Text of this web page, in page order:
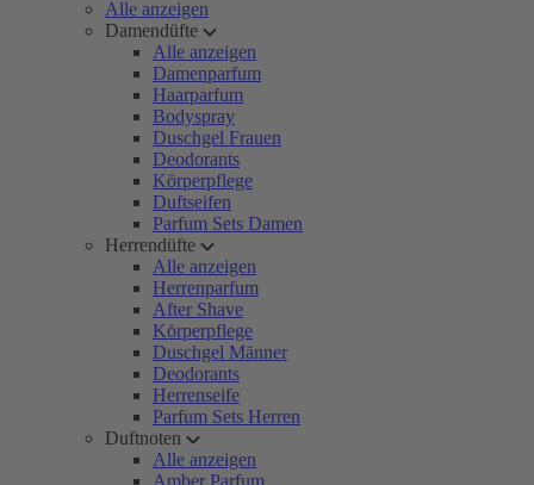
Alle anzeigen
Damendüfte
Alle anzeigen
Damenparfum
Haarparfum
Bodyspray
Duschgel Frauen
Deodorants
Körperpflege
Duftseifen
Parfum Sets Damen
Herrendüfte
Alle anzeigen
Herrenparfum
After Shave
Körperpflege
Duschgel Männer
Deodorants
Herrenseife
Parfum Sets Herren
Duftnoten
Alle anzeigen
Amber Parfum